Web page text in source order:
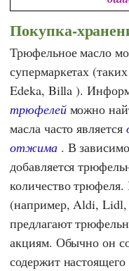
Покупка-
Трюфельное масло
супермаркетах
Edeka, Billa ).
трюфелейможно
масла часто является
отжима. В
добавляется
количество
(например,Aldi,Lidl,
предлагают
акциям. Обычно он
содержит